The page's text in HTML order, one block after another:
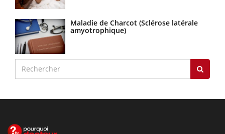
Maladie de Charcot (Sclérose latérale
amyotrophique)